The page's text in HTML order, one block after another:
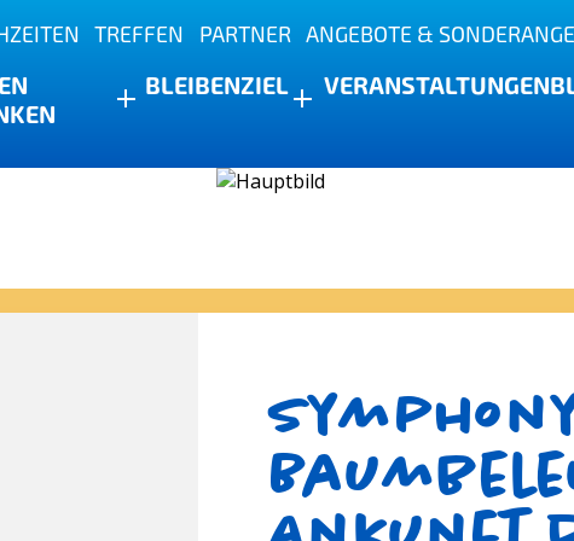
TREFFEN PARTNER ANGEBOTE &
BLEIBENZIEL VERANSTALTUNGEN